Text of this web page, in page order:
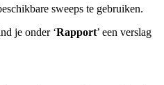
sweeps te gebruiken.
je onder ‘Rapport’ een verslag